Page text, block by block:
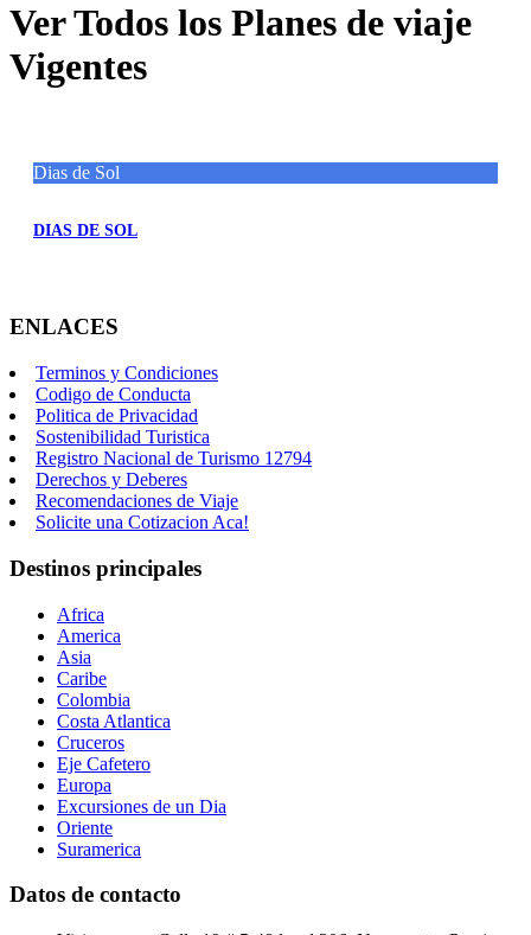
Ver Todos los Planes de viaje
Vigentes
Dias de Sol
DIAS DE SOL
ENLACES
Terminos y Condiciones
Codigo de Conducta
Politica de Privacidad
Sostenibilidad Turistica
Registro Nacional de Turismo 12794
Derechos y Deberes
Recomendaciones de Viaje
Solicite una Cotizacion Aca!
Destinos principales
Africa
America
Asia
Caribe
Colombia
Costa Atlantica
Cruceros
Eje Cafetero
Europa
Excursiones de un Dia
Oriente
Suramerica
Datos de contacto